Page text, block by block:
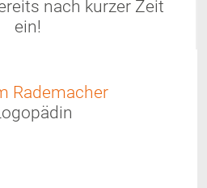
nach kurzer Zeit
ein!
Rademacher